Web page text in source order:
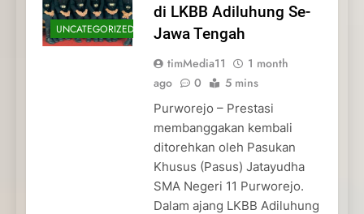
UNCATEGORIZED
di LKBB Adiluhung Se-
Jawa Tengah
timMedia11
1 month
ago
0 5 mins
Purworejo – Prestasi
membanggakan kembali
ditorehkan oleh Pasukan
Khusus (Pasus) Jatayudha
SMA Negeri 11 Purworejo.
Dalam ajang LKBB Adiluhung